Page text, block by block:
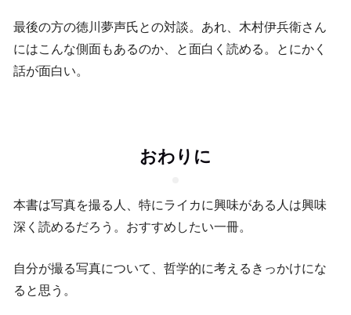
最後の方の徳川夢声氏との対談。あれ、木村伊兵衛さん
にはこんな側面もあるのか、と面白く読める。とにかく
話が面白い。
おわりに
本書は写真を撮る人、特にライカに興味がある人は興味
深く読めるだろう。おすすめしたい一冊。
自分が撮る写真について、哲学的に考えるきっかけにな
ると思う。